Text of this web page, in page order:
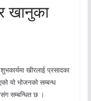
खानुका
खीरलाई प्रसादका
यो भोजनको सम्बन्ध
सम्बन्धित छ ।